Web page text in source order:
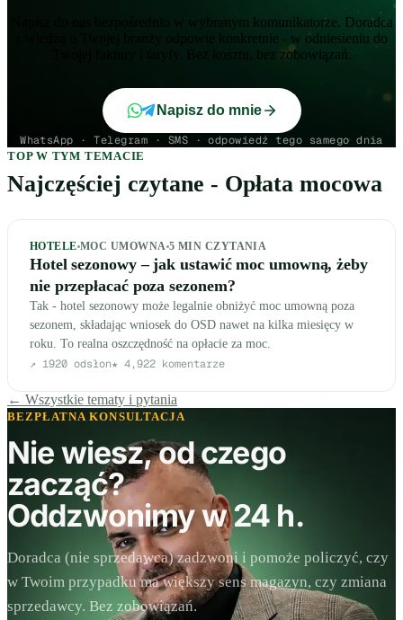
Napisz do nas bezpośrednio w wybranym komunikatorze. Doradca
z wiedzą o Twojej branży odpowie konkretnie - w odniesieniu do
Twojej faktury i taryfy. Bez kosztu, bez zobowiązań.
Napisz do mnie
WhatsApp · Telegram · SMS · odpowiedź tego samego dnia
TOP W TYM TEMACIE
Najczęściej czytane - Opłata mocowa
HOTELE MOC UMOWNA 5 MIN CZYTANIA
Hotel sezonowy – jak ustawić moc umowną, żeby
nie przepłacać poza sezonem?
Tak - hotel sezonowy może legalnie obniżyć moc umowną poza
sezonem, składając wniosek do OSD nawet na kilka miesięcy w
roku. To realna oszczędność na opłacie za moc.
↗ 1920 odsłon★ 4,922 komentarze
← Wszystkie tematy i pytania
BEZPŁATNA KONSULTACJA
Nie wiesz, od czego
zacząć?
Oddzwonimy w 24 h.
Doradca (nie sprzedawca) zadzwoni i pomoże policzyć, czy
w Twoim przypadku ma większy sens magazyn, czy zmiana
sprzedawcy. Bez zobowiązań.